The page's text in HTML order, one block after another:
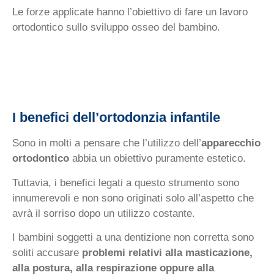
Le forze applicate hanno l’obiettivo di fare un lavoro
ortodontico sullo sviluppo osseo del bambino.
I benefici dell’ortodonzia infantile
Sono in molti a pensare che l’utilizzo dell’apparecchio
ortodontico abbia un obiettivo puramente estetico.
Tuttavia, i benefici legati a questo strumento sono
innumerevoli e non sono originati solo all’aspetto che
avrà il sorriso dopo un utilizzo costante.
I bambini soggetti a una dentizione non corretta sono
soliti accusare problemi relativi alla masticazione,
alla postura, alla respirazione oppure alla